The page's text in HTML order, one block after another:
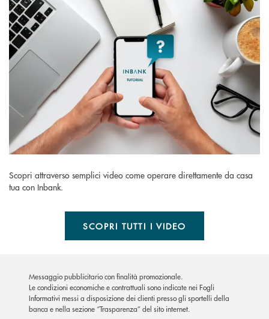
Scopri attraverso semplici video come operare direttamente da casa
tua con Inbank.
SCOPRI TUTTI I VIDEO
Messaggio pubblicitario con finalità promozionale.
Le condizioni economiche e contrattuali sono indicate nei Fogli
Informativi messi a disposizione dei clienti presso gli sportelli della
banca e nella sezione “Trasparenza” del sito internet.